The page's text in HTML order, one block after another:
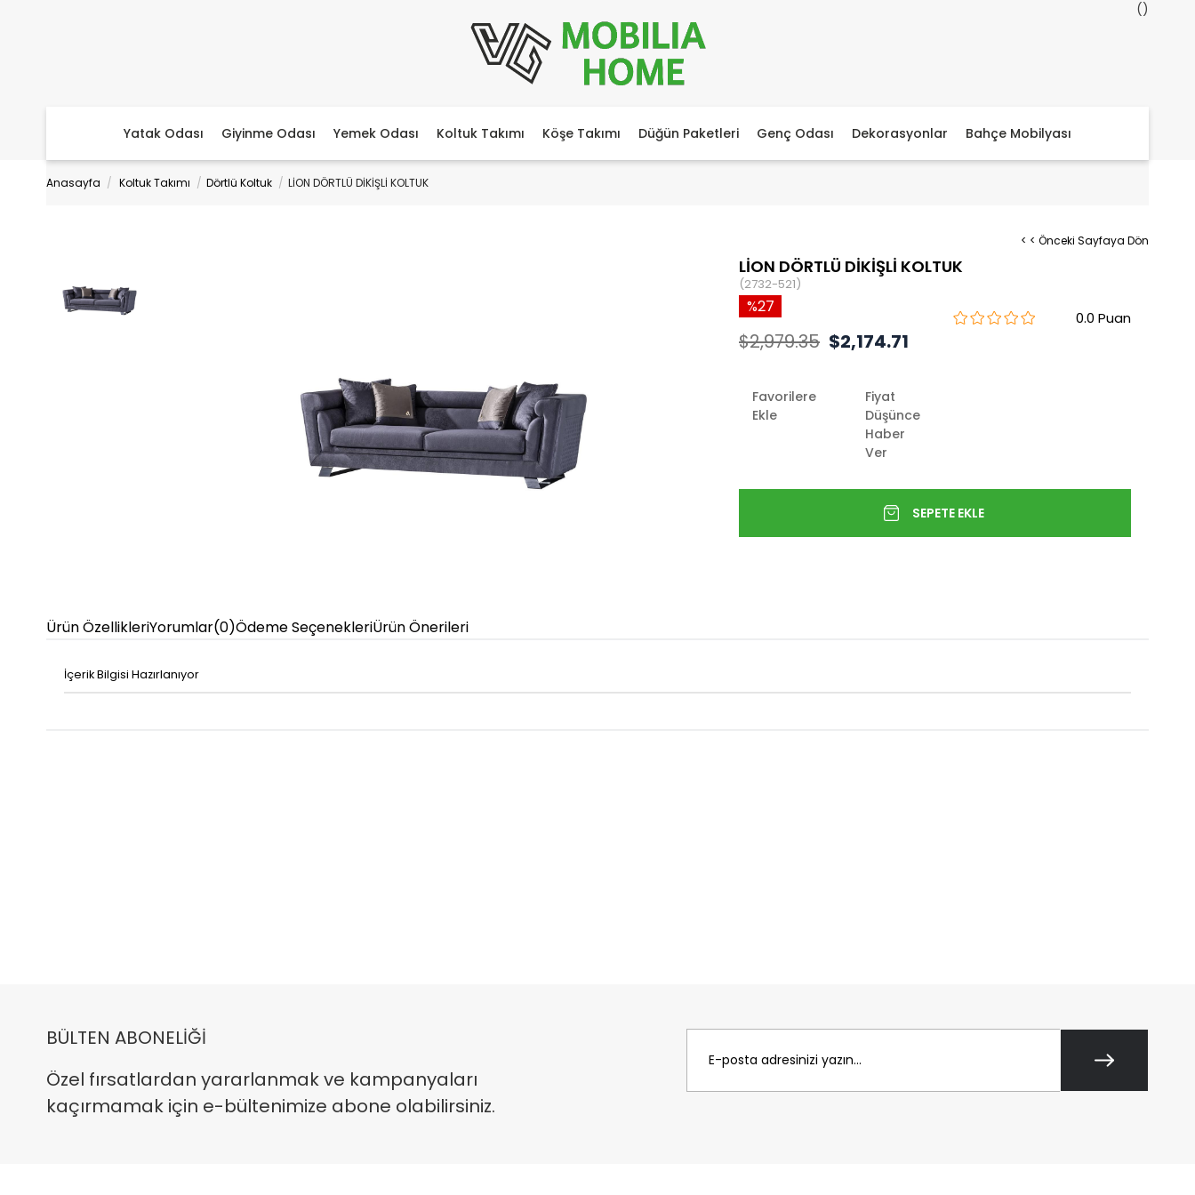
Yatak Odası Giyinme Odası Yemek Odası Koltuk Takımı Köşe Takımı Düğün Paketleri Genç Odası Dekorasyonlar Bahçe Mobilyası
Anasayfa Koltuk Takımı Dörtlü Koltuk LİON DÖRTLÜ DİKİŞLİ KOLTUK
< < Önceki Sayfaya Dön
LİON DÖRTLÜ DİKİŞLİ KOLTUK
(2732-521)
0.0
27
$2,979.35 $2,174.71
Favorilere
Ekle
Fiyat
Düşünce
Haber
Ver
Ürün ÖzellikleriYorumlar(0)Ödeme SeçenekleriÜrün Önerileri
İçerik Bilgisi Hazırlanıyor
BÜLTEN ABONELİĞİ
Özel fırsatlardan yararlanmak ve kampanyaları
kaçırmamak için e-bültenimize abone olabilirsiniz.